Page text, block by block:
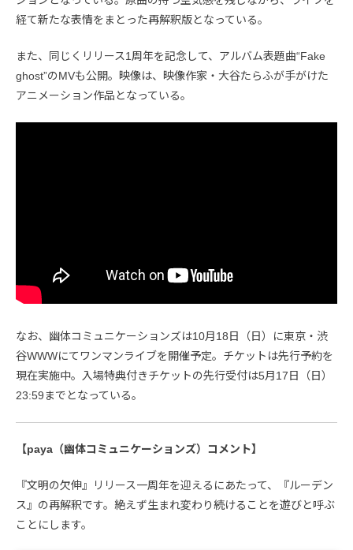
経て新たな表情をまとった再解釈版となっている。
また、同じくリリース1周年を記念して、アルバム表題曲“Fake
ghost”のMVも公開。映像は、映像作家・大谷たらふが手がけた
アニメーション作品となっている。
なお、幽体コミュニケーションズは10月18日（日）に東京・渋
谷WWWにてワンマンライブを開催予定。チケットは先行予約を
現在実施中。入場特典付きチケットの先行受付は5月17日（日）
23:59までとなっている。
【paya（幽体コミュニケーションズ）コメント】
『文明の欠伸』リリース一周年を迎えるにあたって、『ルーデン
ス』の再解釈です。絶えず生まれ変わり続けることを遊びと呼ぶ
ことにします。